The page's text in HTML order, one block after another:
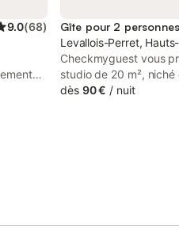
9.0(68)
de
Gîte pour 2 personnes
Levallois-Perret,
Checkmyguest vous
studio de 20 m², niché
ville de Levallois-
dès 90 € / nuit